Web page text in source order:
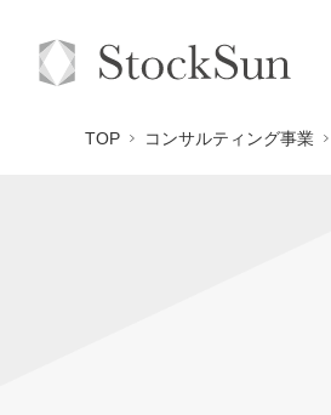
TOP コンサルティング事業